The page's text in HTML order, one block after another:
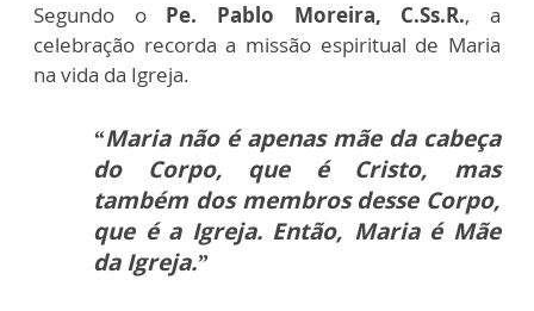
Segundo o Pe. Pablo Moreira, C.Ss.R., a
celebração recorda a missão espiritual de Maria
na vida da Igreja.
“Maria não é apenas mãe da cabeça
do Corpo, que é Cristo, mas
também dos membros desse Corpo,
que é a Igreja. Então, Maria é Mãe
da Igreja.”